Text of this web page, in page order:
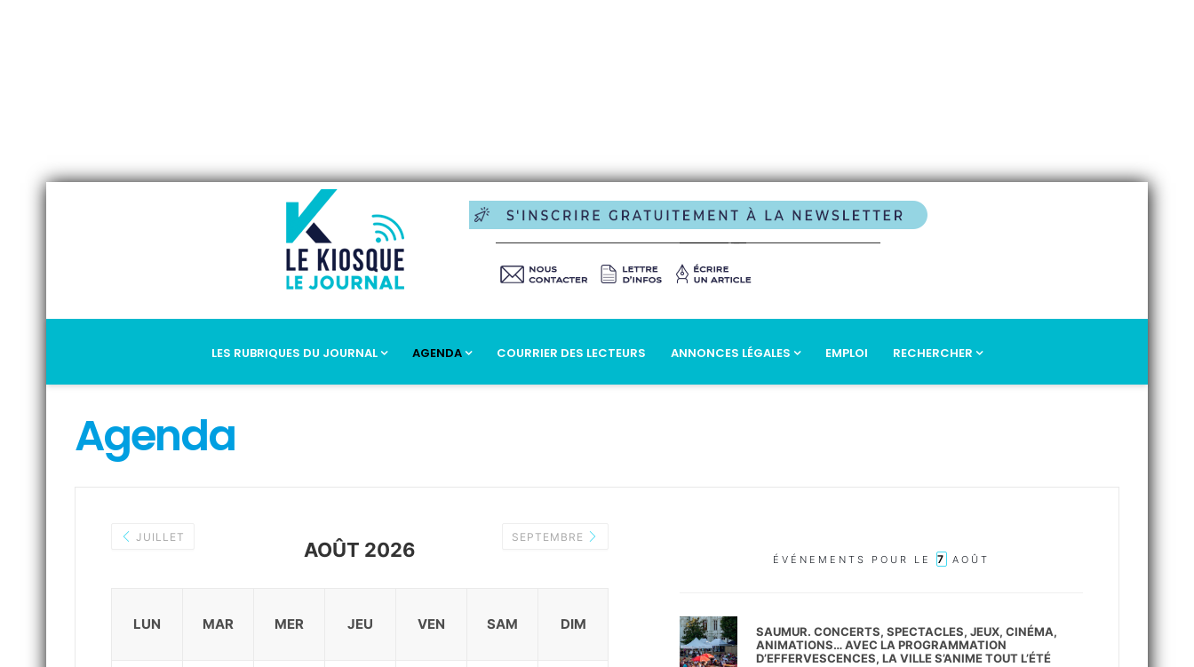
LES RUBRIQUES DU JOURNAL AGENDA COURRIER DES LECTEURS ANNONCES LÉGALES EMPLOI RECHERCHER
Agenda
JUILLET
AOÛT 2026
SEPTEMBRE
LUN MAR MER JEU VEN SAM DIM
ÉVÉNEMENTS POUR LE 7 AOÛT
SAUMUR. CONCERTS, SPECTACLES, JEUX, CINÉMA,
ANIMATIONS… AVEC LA PROGRAMMATION
D’EFFERVESCENCES, LA VILLE S’ANIME TOUT L’ÉTÉ